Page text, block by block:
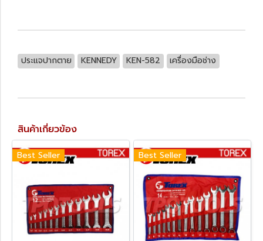
ประแจปากตาย KENNEDY KEN-582 เครื่องมือช่าง
สินค้าเกี่ยวข้อง
Best Seller Best Seller